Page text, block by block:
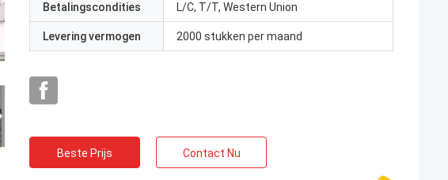
Betalingscondities L/C, T/T, Western Union
Levering vermogen 2000 stukken per maand
Beste Prijs Contact Nu